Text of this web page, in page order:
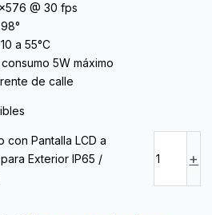
@ 30 fps
a 55°C
5W máximo
de calle
Pantalla LCD a
Exterior IP65 /
+